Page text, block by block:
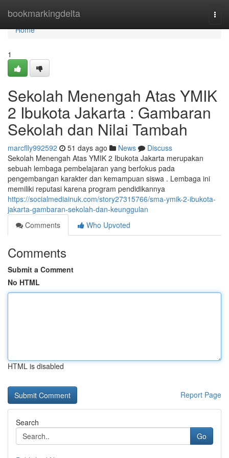
bookmarkingdelta
Home
Home
1
Sekolah Menengah Atas YMIK
2 Ibukota Jakarta : Gambaran
Sekolah dan Nilai Tambah
marcflly992592 51 days ago News
Discuss
Sekolah Menengah Atas YMIK 2 Ibukota Jakarta merupakan
sebuah lembaga pembelajaran yang berfokus pada
pengembangan karakter dan kemampuan siswa . Lembaga ini
memiliki reputasi karena program pendidikannya
https://socialmediainuk.com/story27315766/sma-ymik-2-ibukota-
jakarta-gambaran-sekolah-dan-keunggulan
Comments
Who Upvoted
Comments
Submit a Comment
No HTML
HTML is disabled
Report Page
Search
Go